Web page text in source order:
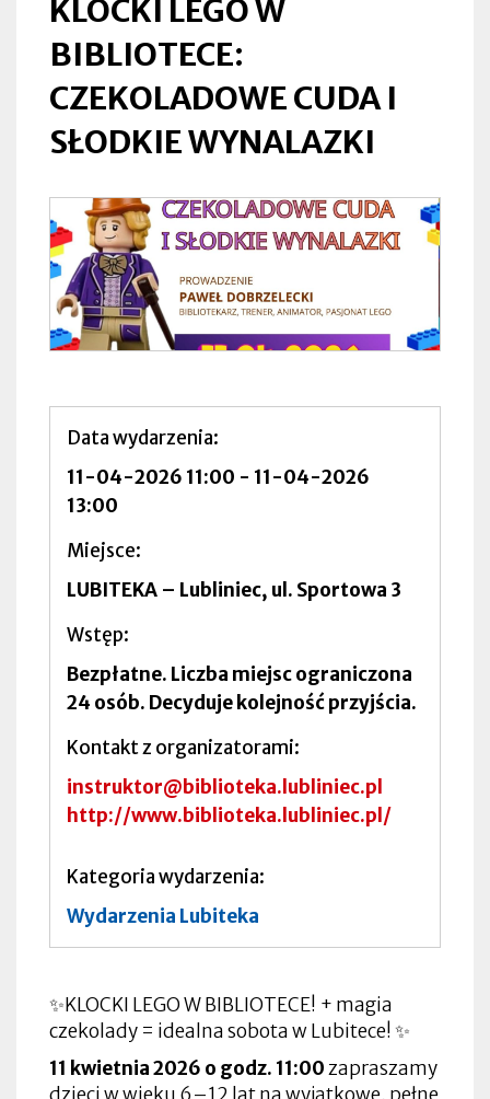
KLOCKI LEGO W
BIBLIOTECE:
CZEKOLADOWE CUDA I
SŁODKIE WYNALAZKI
Data wydarzenia
11-04-2026 11:00 - 11-04-2026
13:00
Miejsce
LUBITEKA – Lubliniec, ul. Sportowa 3
Wstęp
Bezpłatne. Liczba miejsc ograniczona
24 osób. Decyduje kolejność przyjścia.
Kontakt z organizatorami
instruktor@biblioteka.lubliniec.pl
http://www.biblioteka.lubliniec.pl/
Kategoria wydarzenia
Wydarzenia Lubiteka
✨KLOCKI LEGO W BIBLIOTECE! + magia
czekolady = idealna sobota w Lubitece! ✨
11 kwietnia 2026 o godz. 11:00zapraszamy